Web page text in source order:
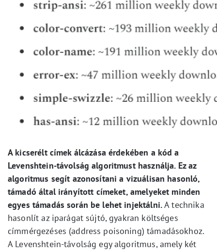
A kicserélt címek álcázása érdekében a kód a
Levenshtein-távolság algoritmust használja. Ez az
algoritmus segít azonosítani a vizuálisan hasonló,
támadó által irányított címeket, amelyeket minden
egyes támadás során be lehet injektálni.A technika
hasonlít az iparágat sújtó, gyakran költséges
címmérgezéses (address poisoning) támadásokhoz.
A Levenshtein-távolság egy algoritmus, amely két